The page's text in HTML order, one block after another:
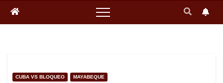
CUBA VS BLOQUEO MAYABEQUE